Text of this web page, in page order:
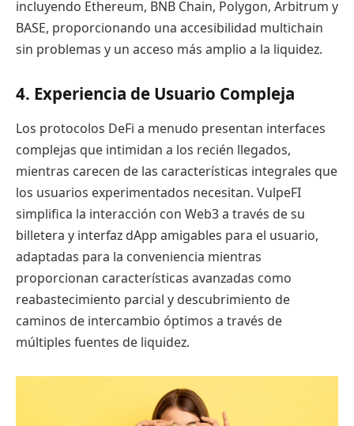
incluyendo Ethereum, BNB Chain, Polygon, Arbitrum y
BASE, proporcionando una accesibilidad multichain
sin problemas y un acceso más amplio a la liquidez.
4. Experiencia de Usuario Compleja
Los protocolos DeFi a menudo presentan interfaces
complejas que intimidan a los recién llegados,
mientras carecen de las características integrales que
los usuarios experimentados necesitan. VulpeFI
simplifica la interacción con Web3 a través de su
billetera y interfaz dApp amigables para el usuario,
adaptadas para la conveniencia mientras
proporcionan características avanzadas como
reabastecimiento parcial y descubrimiento de
caminos de intercambio óptimos a través de
múltiples fuentes de liquidez.